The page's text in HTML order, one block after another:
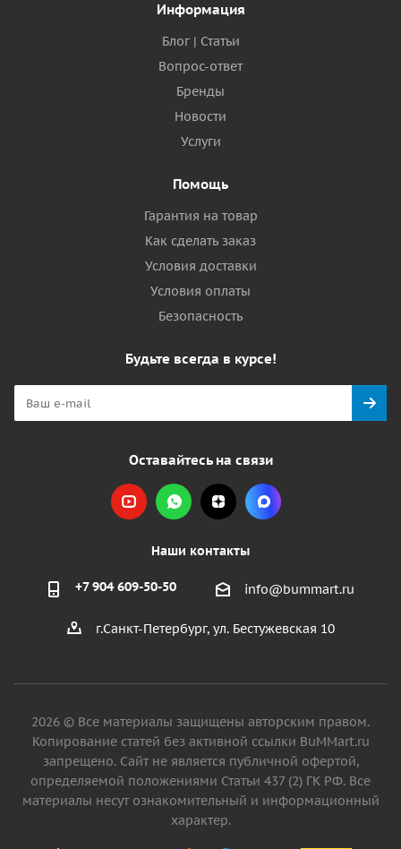
Информация
Блог | Статьи
Вопрос-ответ
Бренды
Новости
Услуги
Помощь
Гарантия на товар
Как сделать заказ
Условия доставки
Условия оплаты
Безопасность
Будьте всегда в курсе!
Оставайтесь на связи
Наши контакты
+7 904 609-50-50 info@bummart.ru
г.Санкт-Петербург, ул. Бестужевская 10
2026 © Все материалы защищены авторским правом.
Копирование статей без активной ссылки BuMMart.ru
запрещено. Сайт не является публичной офертой,
определяемой положениями Статьи 437 (2) ГК РФ. Все
материалы несут ознакомительный и информационный
характер.